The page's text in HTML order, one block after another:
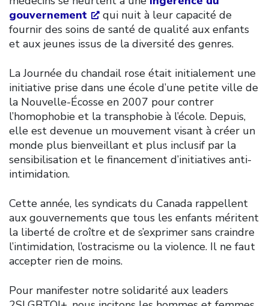
gouvernement
qui nuit à leur capacité de
fournir des soins de santé de qualité aux enfants
et aux jeunes issus de la diversité des genres.
La Journée du chandail rose était initialement une
initiative prise dans une école d’une petite ville de
la Nouvelle-Écosse en 2007 pour contrer
l’homophobie et la transphobie à l’école. Depuis,
elle est devenue un mouvement visant à créer un
monde plus bienveillant et plus inclusif par la
sensibilisation et le financement d’initiatives anti-
intimidation.
Cette année, les syndicats du Canada rappellent
aux gouvernements que tous les enfants méritent
la liberté de croître et de s’exprimer sans craindre
l’intimidation, l’ostracisme ou la violence. Il ne faut
accepter rien de moins.
Pour manifester notre solidarité aux leaders